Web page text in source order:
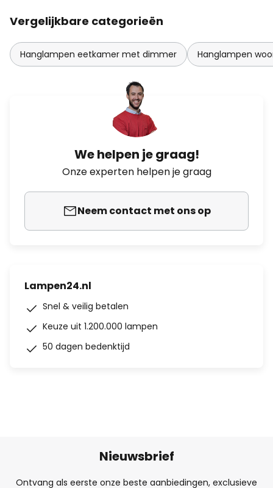
Vergelijkbare categorieën
Hanglampen eetkamer met dimmer Hanglampen
We helpen je graag!
Onze experten helpen je graag
Neem contact met ons op
Lampen24.nl
Snel & veilig betalen
Keuze uit 1.200.000 lampen
50 dagen bedenktijd
Nieuwsbrief
Ontvang als eerste onze beste aanbiedingen, exclusieve